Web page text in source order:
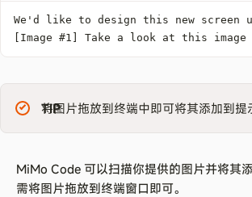
[Image #1] Take a look at this
TIP
将图片拖放到终端中即可将其添加到提
MiMo Code 可以扫描你提供的图片并将其
需将图片拖放到终端窗口即可。